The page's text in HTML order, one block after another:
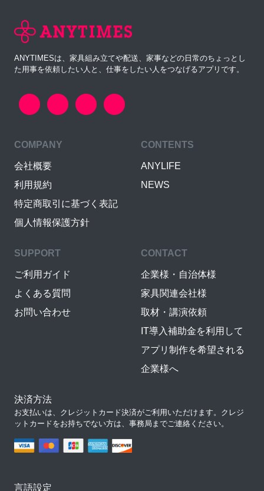
ANYTIMESは、家具組み立てや配送、家事などの日常のちょっとし
た用事を依頼したい人と、仕事をしたい人をつなげるアプリです。
COMPANY
会社概要
利用規約
特定商取引に基づく表記
個人情報保護方針
CONTENTS
ANYLIFE
NEWS
SUPPORT
ご利用ガイド
よくある質問
お問い合わせ
CONTACT
企業様・自治体様
家具関連会社様
取材・講演依頼
IT導入補助金を利用して
アプリ制作を希望される
企業様へ
決済方法
お支払いは、クレジットカード決済がご利用いただけます。クレジ
ットカードをお持ちでない方は、事務局までご連絡ください。
言語設定